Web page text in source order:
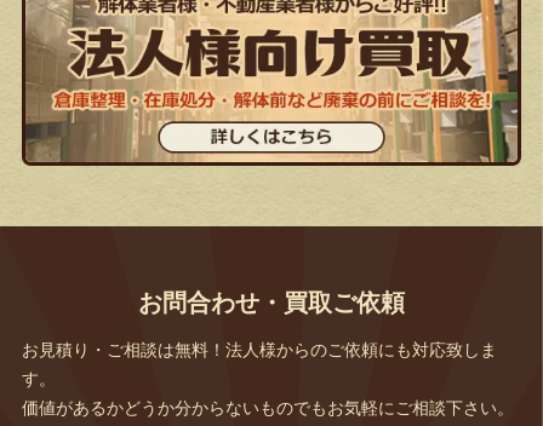
お問合わせ・買取ご依頼
お見積り・ご相談は無料！法人様からのご依頼にも対応致しま
す。
価値があるかどうか分からないものでもお気軽にご相談下さい。